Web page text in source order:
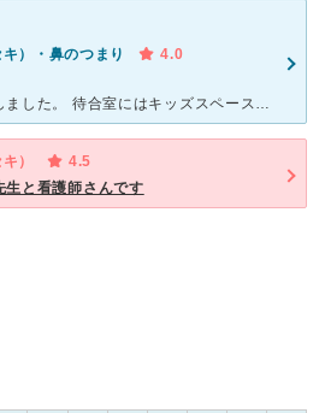
）・鼻のつまり
4.0
こどもの鼻水、咳で通院しました。 待合室にはキッズスペースもありぐずることもなく待つことができました。 先生は物腰柔らかく、子どもにも優しく声かけしてくれます。 処置の間はさすがに泣き出してしま
）
4.5
生と看護師さんです